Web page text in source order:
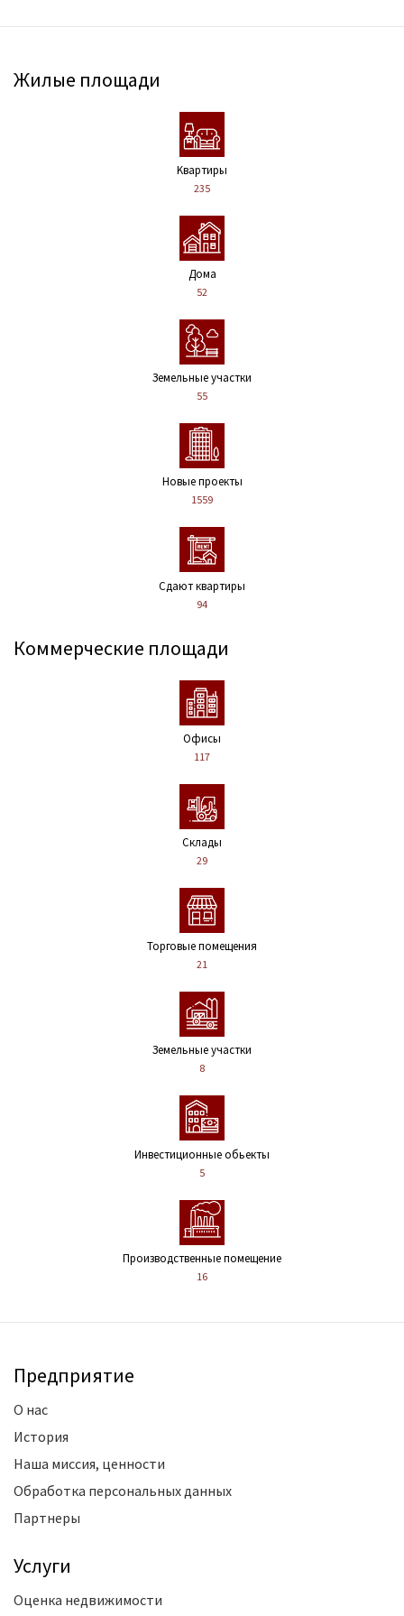
Жилые площади
Kвартиры
235
Дома
52
Земельные участки
55
Новые проекты
1559
Сдают квартиры
94
Коммерческие площади
Офисы
117
Склады
29
Торговые помещения
21
Земельные участки
8
Инвестиционные обьекты
5
Производственные помещение
16
Предприятие
О нас
История
Наша миссия, ценности
Обработка персональных данных
Партнеры
Услуги
Оценка недвижимости